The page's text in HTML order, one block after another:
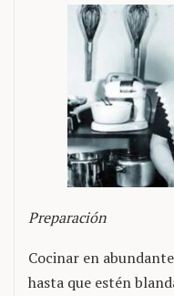
Preparación
Cocinar en
hasta que estén